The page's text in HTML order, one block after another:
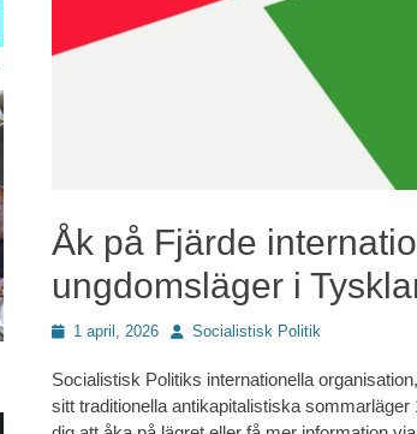
Åk på Fjärde
ungdomsläger i
Publicerad
1 april, 2026 Författare
Socialistisk Politik
Socialistisk Politiks internationella
sitt traditionella antikapitalistiska